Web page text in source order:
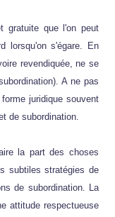
gratuite que l'on peut
lorsqu'on s'égare. En
revendiquée, ne se
A ne pas
juridique souvent
de subordination.
la part des choses
subtiles stratégies de
de subordination. La
attitude respectueuse